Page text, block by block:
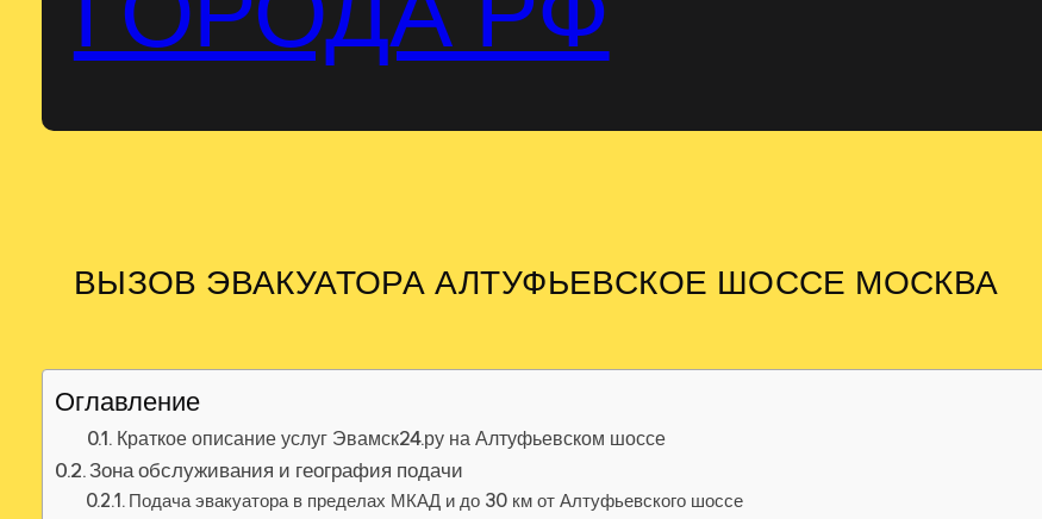
ВЫЗОВ ЭВАКУАТОРА АЛТУФЬЕВСКОЕ ШОССЕ МОСКВА
Оглавление
Краткое описание услуг Эвамск24.ру на Алтуфьевском шоссе
Зона обслуживания и география подачи
Подача эвакуатора в пределах МКАД и до 30 км от Алтуфьевского шоссе